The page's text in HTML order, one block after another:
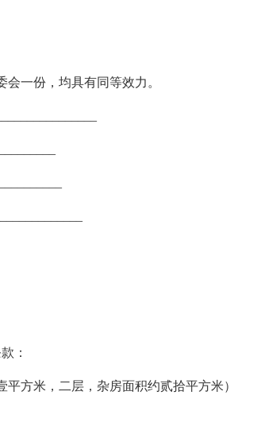
一份，均具有同等效力。
：
平方米，二层，杂房面积约贰拾平方米）